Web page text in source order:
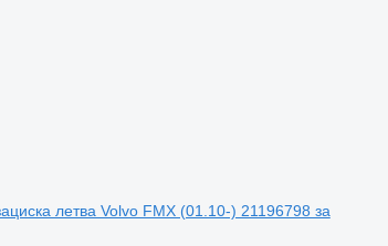
летва Volvo FMX (01.10-) 21196798 за